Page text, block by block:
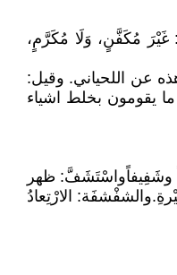
مُكَفَّنٍ، وَلَا مُكَرَّمٍ،
عن اللحياني. وقيل:
يقومون بخلط اشياء
وشَفِيفاًواسْتَشَفَّ: ظهر
الارْتِعادُ